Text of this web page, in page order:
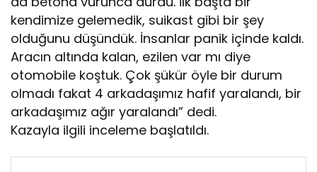
kendimize gelemedik, suikast gibi bir şey
olduğunu düşündük. İnsanlar panik içinde kaldı.
Aracın altında kalan, ezilen var mı diye
otomobile koştuk. Çok şükür öyle bir durum
olmadı fakat 4 arkadaşımız hafif yaralandı, bir
arkadaşımız ağır yaralandı” dedi.
Kazayla ilgili inceleme başlatıldı.